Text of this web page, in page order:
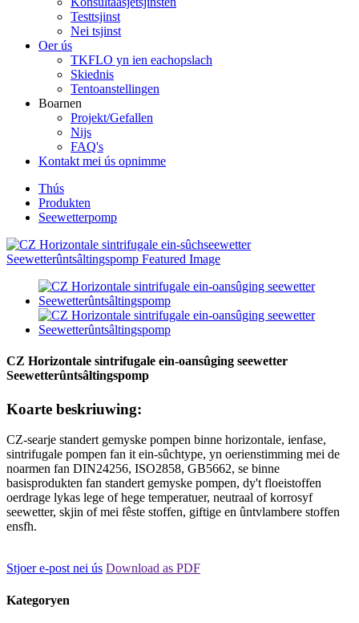
Testtsjinst
Nei tsjinst
Oer ús
TKFLO yn ien eachopslach
Skiednis
Tentoanstellingen
Boarnen
Projekt/Gefallen
Nijs
FAQ's
Kontakt mei ús opnimme
Thús
Produkten
Seewetterpomp
CZ Horizontale sintrifugale ein-oansûging seewetter
Seewetterûntsâltingspomp
Koarte beskriuwing:
CZ-searje standert gemyske pompen binne horizontale, ienfase,
sintrifugale pompen fan it ein-sûchtype, yn oerienstimming mei de
noarmen fan DIN24256, ISO2858, GB5662, se binne
basisprodukten fan standert gemyske pompen, dy't floeistoffen
oerdrage lykas lege of hege temperatuer, neutraal of korrosyf
seewetter, skjin of mei fêste stoffen, giftige en ûntvlambere stoffen
ensfh.
Stjoer e-post nei ús Download as PDF
Kategoryen